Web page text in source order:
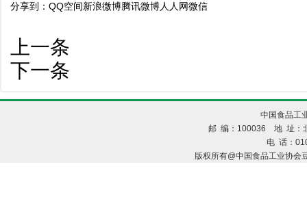
分享到： QQ空间新浪微博腾讯微博人人网微信
上一条
下一条
中国食品工
邮 编：100036 地 址：
电 话：
版权所有@中国食品工业协